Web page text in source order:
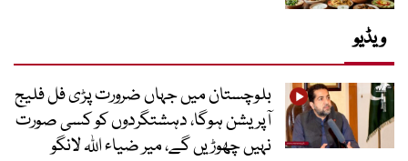
ویڈیو
بلوچستان میں جہاں ضرورت پڑی فل فلیج
آپریشن ہوگا، دہشتگردوں کو کسی صورت
نہیں چھوڑیں گے، میر ضیاء اللہ لانگو